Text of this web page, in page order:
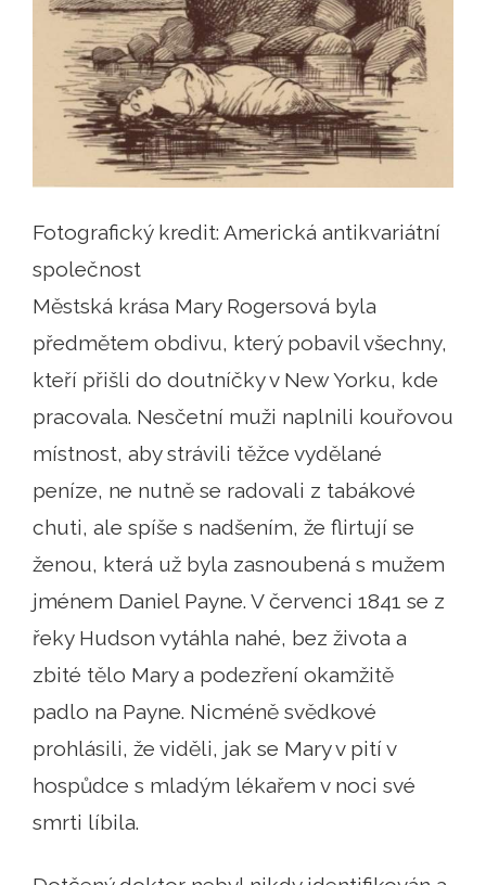
Fotografický kredit: Americká antikvariátní
společnost
Městská krása Mary Rogersová byla
předmětem obdivu, který pobavil všechny,
kteří přišli do doutníčky v New Yorku, kde
pracovala. Nesčetní muži naplnili kouřovou
místnost, aby strávili těžce vydělané
peníze, ne nutně se radovali z tabákové
chuti, ale spíše s nadšením, že flirtují se
ženou, která už byla zasnoubená s mužem
jménem Daniel Payne. V červenci 1841 se z
řeky Hudson vytáhla nahé, bez života a
zbité tělo Mary a podezření okamžitě
padlo na Payne. Nicméně svědkové
prohlásili, že viděli, jak se Mary v pití v
hospůdce s mladým lékařem v noci své
smrti líbila.